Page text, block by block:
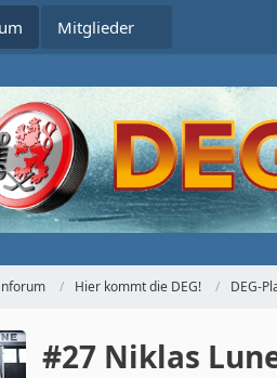
Mitglieder
Hier kommt die DEG! DEG-
#27 Niklas